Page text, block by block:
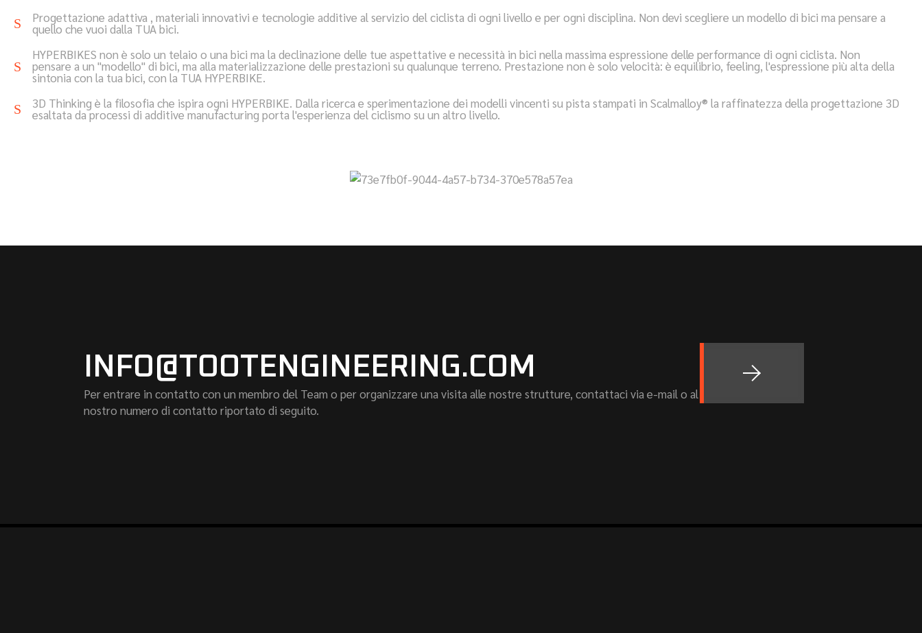
Progettazione adattiva , materiali innovativi e tecnologie additive al servizio del ciclista di ogni livello e per ogni disciplina. Non devi scegliere un modello di bici ma pensare a
quello che vuoi dalla TUA bici.
HYPERBIKES non è solo un telaio o una bici ma la declinazione delle tue aspettative e necessità in bici nella massima espressione delle performance di ogni ciclista. Non
pensare a un "modello" di bici, ma alla materializzazione delle prestazioni su qualunque terreno. Prestazione non è solo velocità: è equilibrio, feeling, l'espressione più alta della
sintonia con la tua bici, con la TUA HYPERBIKE.
3D Thinking è la filosofia che ispira ogni HYPERBIKE. Dalla ricerca e sperimentazione dei modelli vincenti su pista stampati in Scalmalloy® la raffinatezza della progettazione 3D
esaltata da processi di additive manufacturing porta l'esperienza del ciclismo su un altro livello.
INFO@TOOTENGINEERING.COM
Per entrare in contatto con un membro del Team o per organizzare una visita alle nostre strutture, contattaci via e-mail o al
nostro numero di contatto riportato di seguito.